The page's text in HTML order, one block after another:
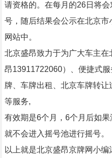
请资格的。在每月的26日将
号，随后结果会公示在北京
网站中。
北京盛昂致力于为广大车主
昂13911722060）、便捷式
牌、车牌出租、北京车牌转
等服务,
有效期是6个月，6个月后如果
就不会进入摇号池进行摇号。
以上就是北京盛昂京牌网小